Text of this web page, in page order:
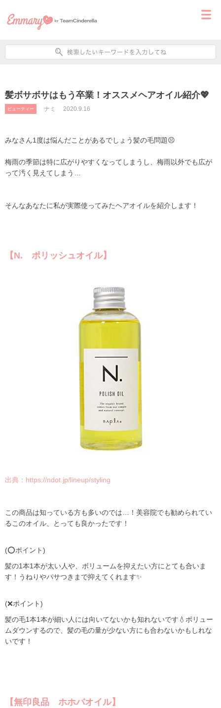
髪ボサボサはもう卒業！オススメヘアオイル紹介💖
ビューティー ナミ 2020.9.16
みなさん1度は悩んだことがあるでしょう髪の毛問題😣
梅雨の季節は特に広がりやすくなってしまうし、梅雨以外でも広が
って汚く見えてしまう…
そんなあなたに私が実際使ってみたヘアオイルを紹介します！
【N. ポリッシュオイル】
出典： https://ndot.jp/lineup/styling
この商品は知っている方も多いのでは…！美容院でも勧められてい
るこのオイル、とっても良かったです！
(⭕️ポイント)
髪の1本1本が太い人や、ボリュームを抑えたい方にとても合いま
す！うねりやパサつきまで抑えてくれます✨
(❌ポイント)
髪の毛1本1本が細い人には向いてないかも知れないです💧ボリュー
ムダウンするので、髪の毛の量が少ない方にも合わないかもしれな
いです！
【無印良品 ホホバオイル】